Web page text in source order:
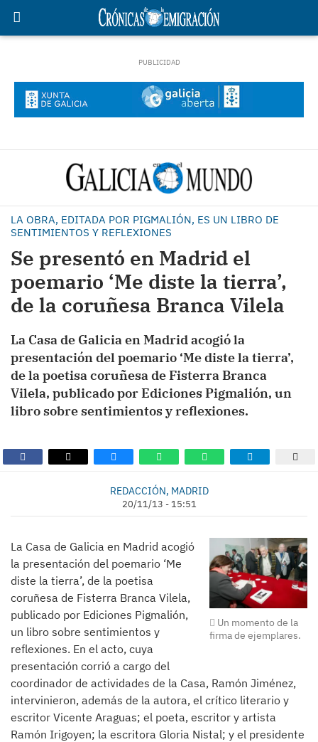
LA OBRA, EDITADA POR PIGMALIÓN, ES UN LIBRO DE
SENTIMIENTOS Y REFLEXIONES
Se presentó en Madrid el
poemario ‘Me diste la tierra’,
de la coruñesa Branca Vilela
La Casa de Galicia en Madrid acogió la
presentación del poemario ‘Me diste la tierra’,
de la poetisa coruñesa de Fisterra Branca
Vilela, publicado por Ediciones Pigmalión, un
libro sobre sentimientos y reflexiones.
REDACCIÓN, MADRID
20/11/13 - 15:51
Un momento de la
firma de ejemplares.
La Casa de Galicia en Madrid acogió
la presentación del poemario ‘Me
diste la tierra’, de la poetisa
coruñesa de Fisterra Branca Vilela,
publicado por Ediciones Pigmalión,
un libro sobre sentimientos y
reflexiones. En el acto, cuya
presentación corrió a cargo del
coordinador de actividades de la Casa, Ramón Jiménez,
intervinieron, además de la autora, el crítico literario y
escritor Vicente Araguas; el poeta, escritor y artista
Ramón Irigoyen; la escritora Gloria Nistal; y el presidente